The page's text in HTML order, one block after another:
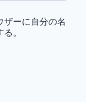
ザーに自分の名
。